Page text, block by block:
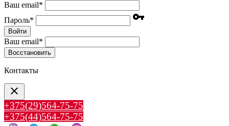
Ваш email*
Пароль* vpn_key
Войти
Ваш email*
Воcстановить
Контакты
clear
+375(29)564-75-75
+375(44)564-75-75